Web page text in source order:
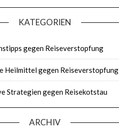
KATEGORIEN
gegen Reiseverstopfung
Heilmittel gegen Reiseverstopfung
Strategien gegen Reisekotstau
ARCHIV